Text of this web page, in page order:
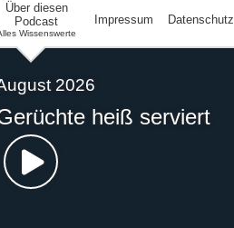
Über diesen
Podcast
Wissenswerte
Impressum Datenschutz
2026
heiß serviert